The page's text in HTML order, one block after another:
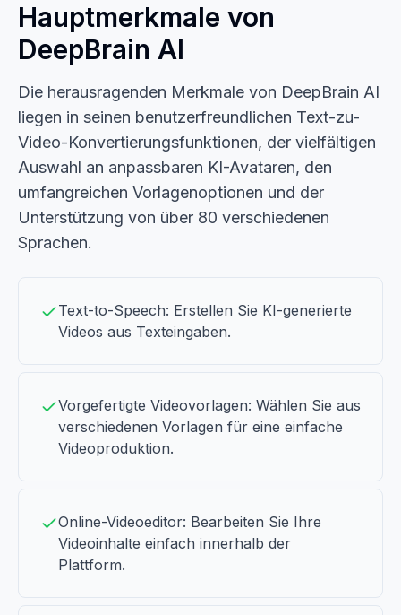
Hauptmerkmale von
DeepBrain AI
Die herausragenden Merkmale von DeepBrain AI
liegen in seinen benutzerfreundlichen Text-zu-
Video-Konvertierungsfunktionen, der vielfältigen
Auswahl an anpassbaren KI-Avataren, den
umfangreichen Vorlagenoptionen und der
Unterstützung von über 80 verschiedenen
Sprachen.
Text-to-Speech: Erstellen Sie KI-generierte
Videos aus Texteingaben.
Vorgefertigte Videovorlagen: Wählen Sie aus
verschiedenen Vorlagen für eine einfache
Videoproduktion.
Online-Videoeditor: Bearbeiten Sie Ihre
Videoinhalte einfach innerhalb der
Plattform.